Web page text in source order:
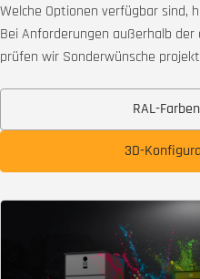
Welche Optionen verfügbar sind,
Bei Anforderungen außerhalb
prüfen wir Sonderwünsche
RAL-
3D-